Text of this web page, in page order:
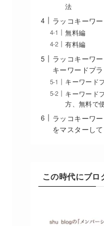
法
ラッコキーワ
無料編
有料編
ラッコキーワ
キーワードプ
キーワード
キーワード
方、無料で
ラッコキーワ
をマスターし
この時代にブロ